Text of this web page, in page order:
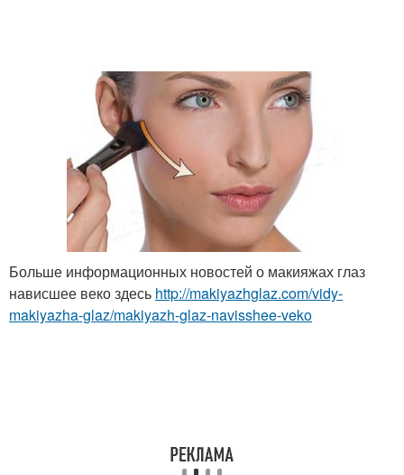
Больше информационных новостей о макияжах глаз
нависшее веко здесь http://makiyazhglaz.com/vidy-
makiyazha-glaz/makiyazh-glaz-navisshee-veko